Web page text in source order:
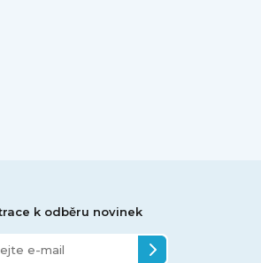
k odběru novinek